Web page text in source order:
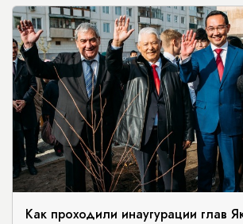
Как проходили инаугурации глав